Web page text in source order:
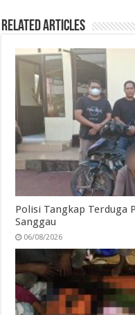
Related Articles
Polisi Tangkap Terduga
Sanggau
06/08/2026